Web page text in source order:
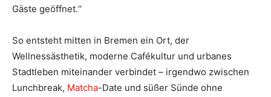
Gäste geöffnet.“
So entsteht mitten in Bremen ein Ort, der
Wellnessästhetik, moderne Cafékultur und urbanes
Stadtleben miteinander verbindet – irgendwo zwischen
Lunchbreak, Matcha-Date und süßer Sünde ohne